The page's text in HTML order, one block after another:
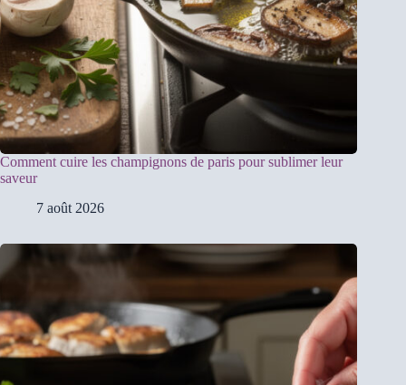
Comment cuire les champignons de paris pour sublimer leur
saveur
7 août 2026